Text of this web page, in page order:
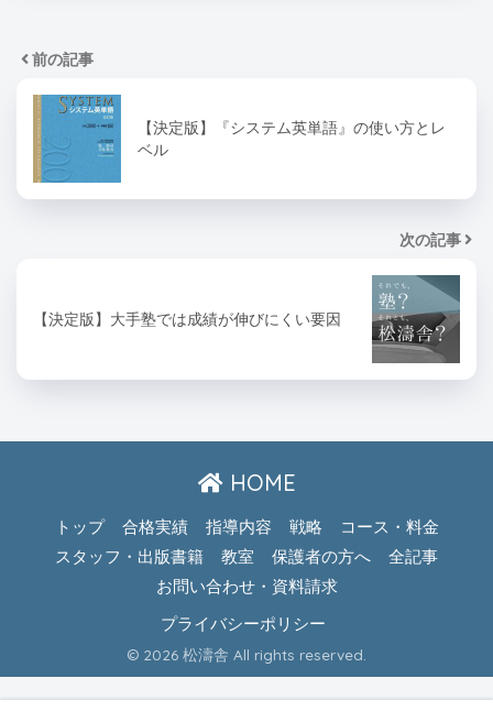
前の記事
【決定版】『システム英単語』の使い方とレ
ベル
次の記事
【決定版】大手塾では成績が伸びにくい要因
HOME
トップ 合格実績 指導内容 戦略
コース・料金
スタッフ・出版書籍
教室 保護者の方へ
全記事
お問い合わせ・資料請求
プライバシーポリシー
© 2026 松濤舎 All rights reserved.